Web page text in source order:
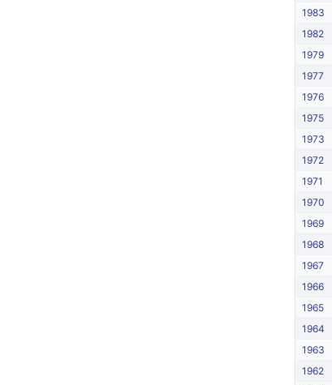
1983
1982
1979
1977
1976
1975
1973
1972
1971
1970
1969
1968
1967
1966
1965
1964
1963
1962